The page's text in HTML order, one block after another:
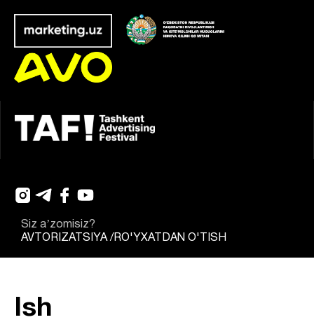
Siz aʼzomisiz?
AVTORIZATSIYA/ RO'YXATDAN O'TISH
Ish